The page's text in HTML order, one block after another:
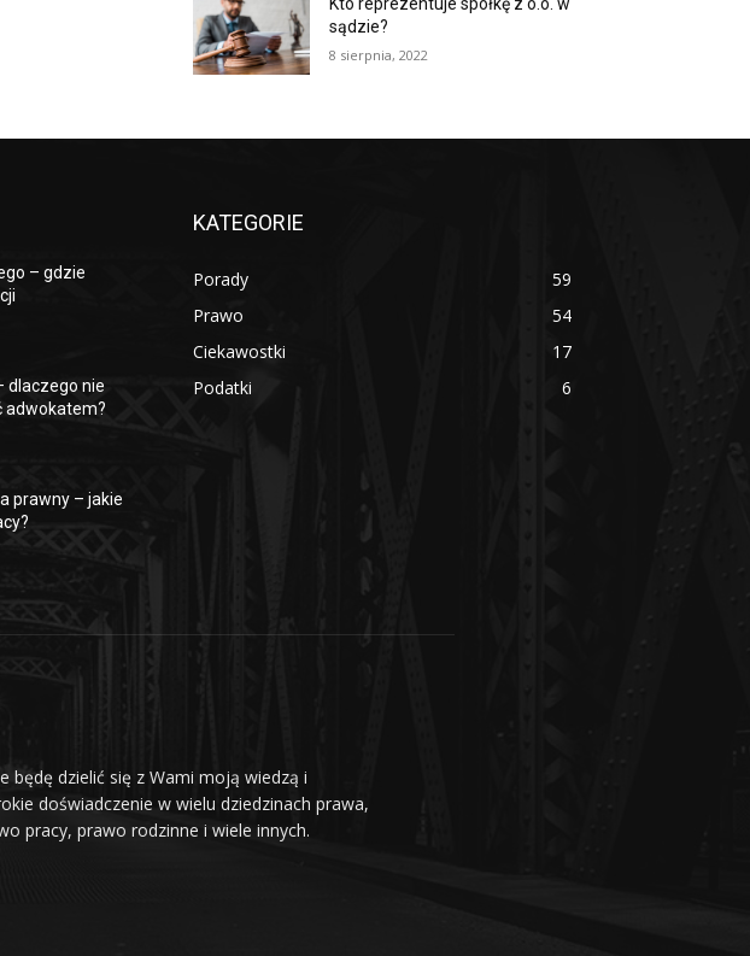
sądzie?
8 sierpnia, 2022
– gdzie
dlaczego nie
adwokatem?
prawny – jakie
KATEGORIE
Porady
59
Prawo
54
Ciekawostki
17
Podatki
6
dzielić się z Wami moją wiedzą i
doświadczenie w wielu dziedzinach prawa,
pracy, prawo rodzinne i wiele innych.